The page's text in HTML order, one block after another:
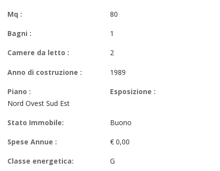
Mq : 80
Bagni : 1
Camere da letto : 2
Anno di costruzione : 1989
Piano :
Esposizione :
Nord Ovest Sud Est
Stato Immobile: Buono
Spese Annue : € 0,00
Classe energetica: G